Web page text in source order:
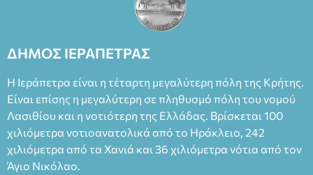
ΔΗΜΟΣ ΙΕΡΑΠΕΤΡΑΣ
Η Ιεράπετρα είναι η τέταρτη μεγαλύτερη πόλη της Κρήτης.
Είναι επίσης η μεγαλύτερη σε πληθυσμό πόλη του νομού
Λασιθίου και η νοτιότερη της Ελλάδας. Βρίσκεται 100
χιλιόμετρα νοτιοανατολικά από το Ηράκλειο, 242
χιλιόμετρα από τα Χανιά και 36 χιλιόμετρα νότια από τον
Άγιο Νικόλαο.